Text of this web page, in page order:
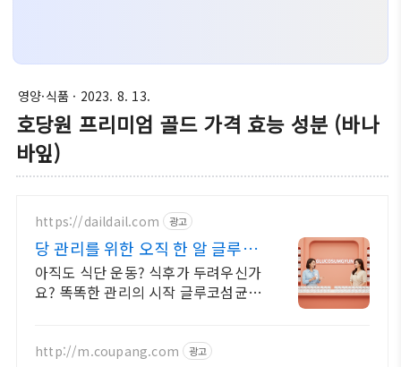
영양·식품 · 2023. 8. 13.
호당원 프리미엄 골드 가격 효능 성분 (바나
바잎)
https://daildail.com 광고
당 관리를 위한 오직 한 알 글루코
섬균
아직도 식단 운동? 식후가 두려우신가
요? 똑똑한 관리의 시작 글루코섬균
http://m.coupang.com 광고